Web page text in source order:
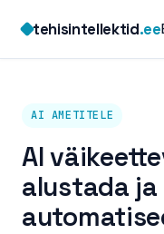
content
tehisintellektid.ee
AI AMETITELE
AI
alustada ja